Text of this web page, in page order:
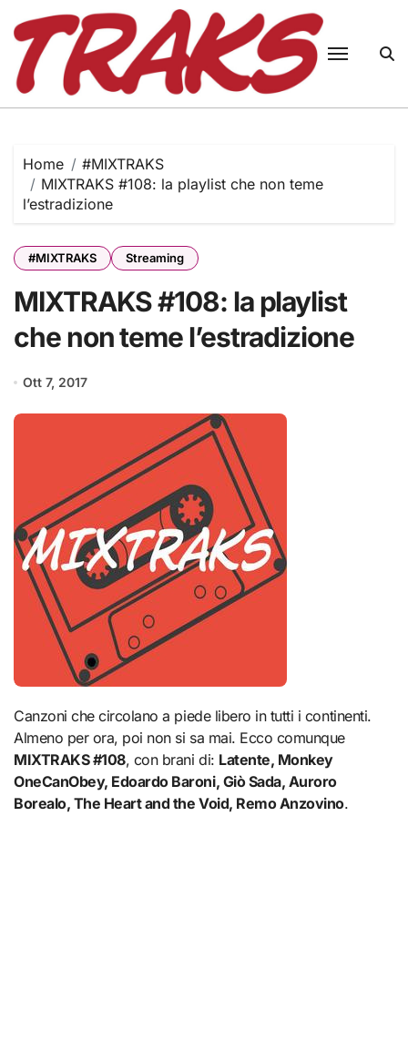
content
Home
#MIXTRAKS
MIXTRAKS #108: la playlist che non teme
l’estradizione
#MIXTRAKS Streaming
MIXTRAKS #108: la playlist
che non teme l’estradizione
Ott 7, 2017
Canzoni che circolano a piede libero in tutti i continenti.
Almeno per ora, poi non si sa mai. Ecco comunque
MIXTRAKS #108, con brani di: Latente, Monkey
OneCanObey, Edoardo Baroni, Giò Sada, Auroro
Borealo, The Heart and the Void, Remo Anzovino.